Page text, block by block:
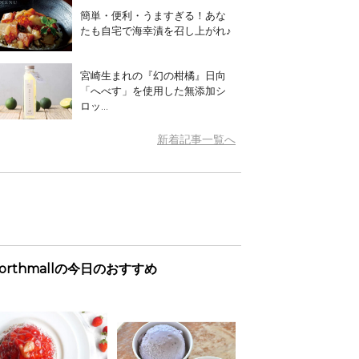
簡単・便利・うますぎる！あな
たも自宅で海幸漬を召し上がれ♪
宮崎生まれの『幻の柑橘』日向
「へべす」を使用した無添加シ
ロッ...
新着記事一覧へ
の今日のおすすめ